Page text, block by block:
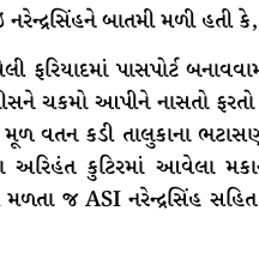
બાતમી મળી હતી કે,
ફરિયાદમાં પાસપોર્ટ
ચકમો આપીને નાસતો
મૂળ વતન કડી તાલુકાના
કુટિરમાં આવેલા
જ ASI નરેન્દ્રસિંહ